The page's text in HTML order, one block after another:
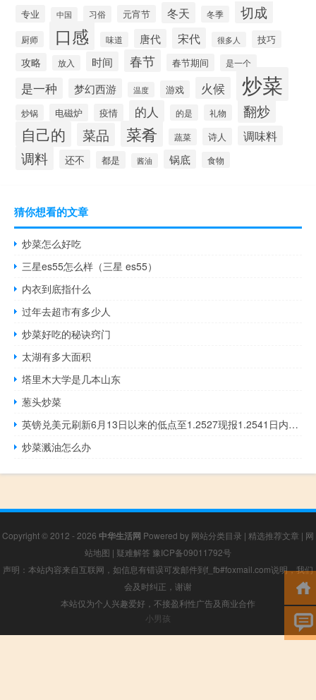
专业 中国 习俗 元宵节 冬天 冬季 切成
厨师 口感 味道 唐代 宋代 很多人 技巧
攻略 放入 时间 春节 春节期间 是一个
是一种 梦幻西游 温度 游戏 火候 炒菜
炒锅 电磁炉 疫情 的人 的是 礼物 翻炒
自己的 菜品 菜肴 蔬菜 诗人 调味料
调料 还不 都是 酱油 锅底 食物
猜你想看的文章
炒菜怎么好吃
三星es55怎么样（三星 es55）
内衣到底指什么
过年去超市有多少人
炒菜好吃的秘诀窍门
太湖有多大面积
塔里木大学是几本山东
葱头炒菜
英镑兑美元刷新6月13日以来的低点至1.2527现报1.2541日内跌幅0.63%
炒菜溅油怎么办
Copyright © 2012 - 2026 中华生活网 Powered by 网站分类目录 | 精选推荐文章 | 网
站地图 | 疑难解答 豫ICP备09011792号
声明：本站内容来自互联网，如信息有错误可发邮件到f_fb#foxmail.com说明，我们
会及时纠正，谢谢
本站仅为个人兴趣爱好，不接盈利性广告及商业合作
小男孩